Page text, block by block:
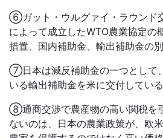
⑥ガット・ウルグァイ・ラウンド
によって成立したWTO農業協定の
措置、国内補助金、輸出補助金の別
⑦日本は減反補助金の一つとして、
いる輸出補助金を米に交付している
⑧通商交渉で農産物の高い関税を
ないのは、日本の農業政策が、欧